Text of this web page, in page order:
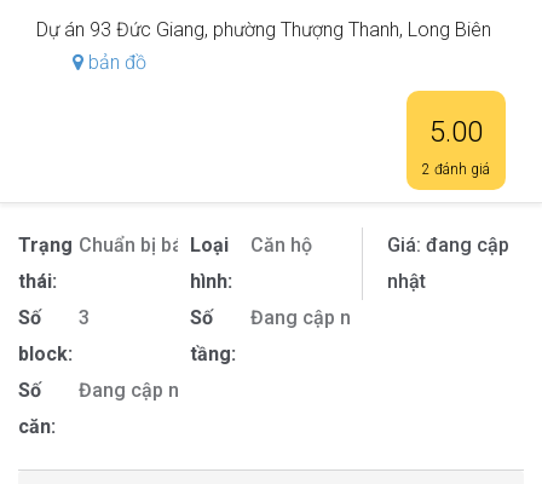
Dự án 93 Đức Giang, phường Thượng Thanh, Long Biên
bản đồ
5.00
2 đánh giá
Trạng
thái:
Chuẩn bị bán Loại
hình:
Căn hộ
Số
block:
3
Số
tầng:
Đang cập nhật
Số
căn:
Đang cập nhật
Giá: đang cập
nhật